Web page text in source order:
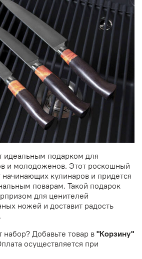
идеальным подарком для
и молодоженов. Этот роскошный
начинающих кулинаров и придется
поварам. Такой подарок
для ценителей
ножей и доставит радость
набор? Добавьте товар в "Корзину"
осуществляется при